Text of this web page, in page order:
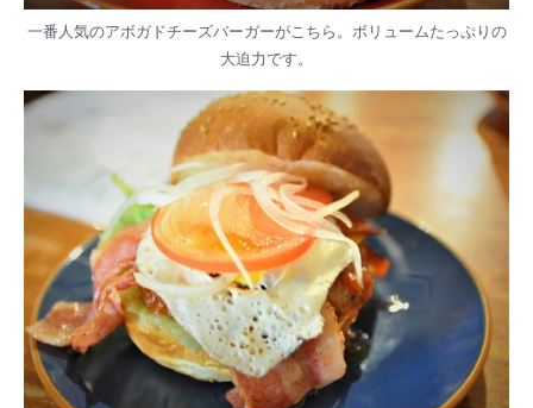
一番人気のアボガドチーズバーガーがこちら。ボリュームたっぷりの
大迫力です。